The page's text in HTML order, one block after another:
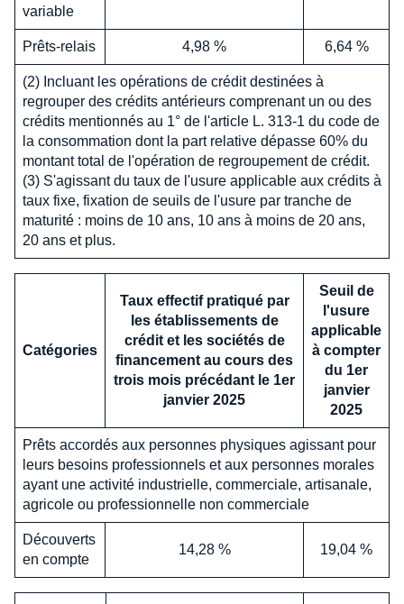
variable
Prêts-relais 4,98 % 6,64 %
(2) Incluant les opérations de crédit destinées à
regrouper des crédits antérieurs comprenant un ou des
crédits mentionnés au 1° de l'article L. 313-1 du code de
la consommation dont la part relative dépasse 60% du
montant total de l'opération de regroupement de crédit.
(3) S'agissant du taux de l'usure applicable aux crédits à
taux fixe, fixation de seuils de l'usure par tranche de
maturité : moins de 10 ans, 10 ans à moins de 20 ans,
20 ans et plus.
Catégories
Taux effectif pratiqué par
les établissements de
crédit et les sociétés de
financement au cours des
trois mois précédant le 1er
janvier 2025
Seuil de
l'usure
applicable
à compter
du 1er
janvier
2025
Prêts accordés aux personnes physiques agissant pour
leurs besoins professionnels et aux personnes morales
ayant une activité industrielle, commerciale, artisanale,
agricole ou professionnelle non commerciale
Découverts
en compte
14,28 % 19,04 %